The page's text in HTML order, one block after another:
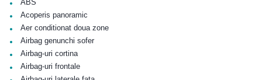
ABS
• Acoperis panoramic
• Aer conditionat doua zone
• Airbag genunchi sofer
• Airbag-uri cortina
• Airbag-uri frontale